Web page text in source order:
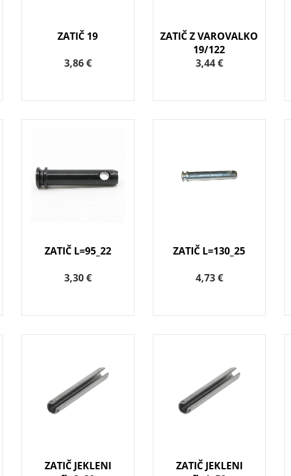
ZATIČ 19
3,86 €
ZATIČ Z VAROVALKO
19/122
3,44 €
ZATIČ L=95_22
3,30 €
ZATIČ L=130_25
4,73 €
ZATIČ JEKLENI
ZATIČ JEKLENI